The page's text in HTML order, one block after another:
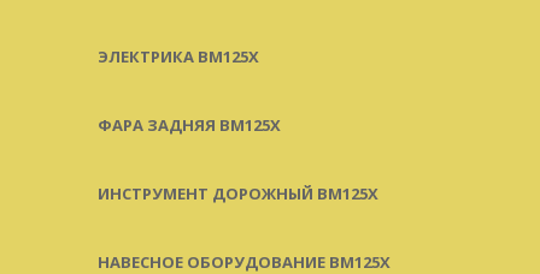
ЭЛЕКТРИКА BM125X
ФАРА ЗАДНЯЯ BM125X
ИНСТРУМЕНТ ДОРОЖНЫЙ BM125X
НАВЕСНОЕ ОБОРУДОВАНИЕ BM125X